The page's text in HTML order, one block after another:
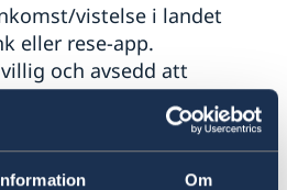
Om
identitetskort den 1 januari
katastrofer
säkerhet
vistelse i landet
eller rese-app.
och avsedd att